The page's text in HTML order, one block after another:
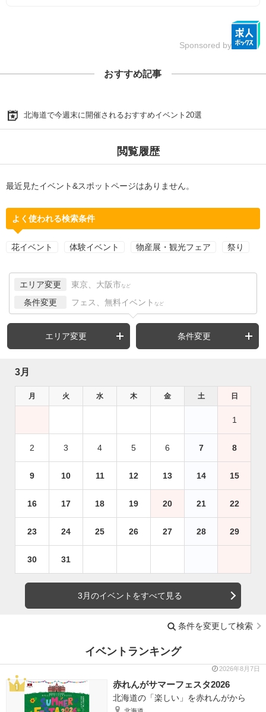
Sponsored by
おすすめ記事
北海道で今週末に開催されるおすすめイベント20選
閲覧履歴
最近見たイベント&スポットページはありません。
よく使われる検索条件
花イベント 体験イベント 物産展・観光フェア 祭り
エリア変更 東京、大阪市 など
条件変更 フェス、無料イベント など
エリア変更 条件変更
3月
月 火 水 木 金 土 日
1
2 3 4 5 6 7 8
9 10 11 12 13 14 15
16 17 18 19 20 21 22
23 24 25 26 27 28 29
30 31
3月のイベントをすべて見る
条件を変更して検索
イベントランキング
2026年8月7日
赤れんがサマーフェスタ2026
北海道の「楽しい」を赤れんがから